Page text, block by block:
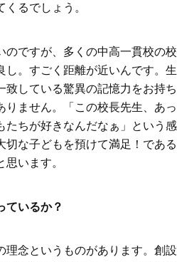
るでしょう。
のですが、多くの中高一貫校の校
し。すごく距離が近いんです。生
致している驚異の記憶力をお持ち
りません。「この校長先生、あっ
たちが好きなんだなぁ」という感
切な子どもを預けて満足！である
います。
いるか？
理念というものがあります。創設